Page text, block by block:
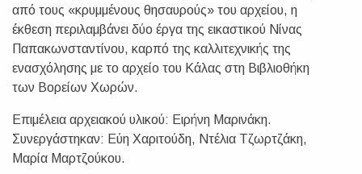
από τους «κρυμμένους θησαυρούς» του αρχείου, η
έκθεση περιλαμβάνει δύο έργα της εικαστικού Νίνας
Παπακωνσταντίνου, καρπό της καλλιτεχνικής της
ενασχόλησης με το αρχείο του Κάλας στη Βιβλιοθήκη
των Βορείων Χωρών.
Επιμέλεια αρχειακού υλικού: Ειρήνη Μαρινάκη.
Συνεργάστηκαν: Εύη Χαριτούδη, Ντέλια Τζωρτζάκη,
Μαρία Μαρτζούκου.